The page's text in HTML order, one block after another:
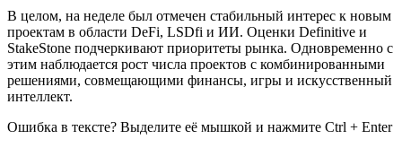
В целом, на неделе был отмечен стабильный интерес к новым
проектам в области DeFi, LSDfi и ИИ. Оценки Definitive и
StakeStone подчеркивают приоритеты рынка. Одновременно с
этим наблюдается рост числа проектов с комбинированными
решениями, совмещающими финансы, игры и искусственный
интеллект.
Ошибка в тексте? Выделите её мышкой и нажмите Ctrl + Enter